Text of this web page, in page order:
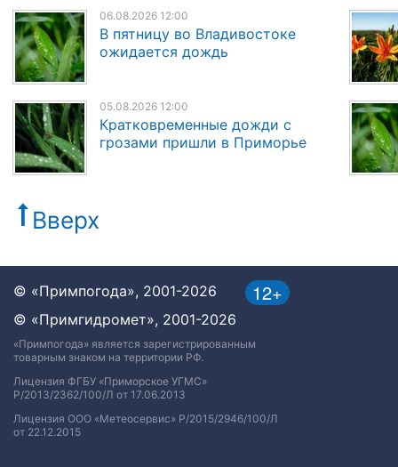
06.08.2026 12:00
В пятницу во Владивостоке
ожидается дождь
05.08.2026 12:00
Кратковременные дожди с
грозами пришли в Приморье
Вверх
12+
© «Примпогода», 2001-2026
© «Примгидромет», 2001-2026
«Примпогода» является зарегистрированным
товарным знаком на территории РФ.
Лицензия ФГБУ «Приморское УГМС»
Р/2013/2362/100/Л от 17.06.2013
Лицензия ООО «Метеосервис» Р/2015/2946/100/Л
от 22.12.2015